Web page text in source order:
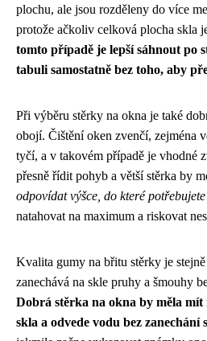
plochu, ale jsou rozděleny do více
protože ačkoliv celková plocha skla
tomto případě je lepší sáhnout po
tabuli samostatně bez toho, aby
Při výběru stěrky na okna je také
obojí. Čištění oken zvenčí, zejména
tyčí, a v takovém případě je vhodné
přesně řídit pohyb a větší stěrka by
odpovídat výšce, do které
natahovat na maximum a riskovat
Kvalita gumy na břitu stěrky je
zanechává na skle pruhy a šmouhy
Dobrá stěrka na okna by měla
skla a odvede vodu bez zanechání